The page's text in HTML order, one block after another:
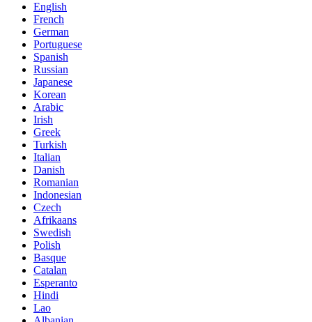
English
French
German
Portuguese
Spanish
Russian
Japanese
Korean
Arabic
Irish
Greek
Turkish
Italian
Danish
Romanian
Indonesian
Czech
Afrikaans
Swedish
Polish
Basque
Catalan
Esperanto
Hindi
Lao